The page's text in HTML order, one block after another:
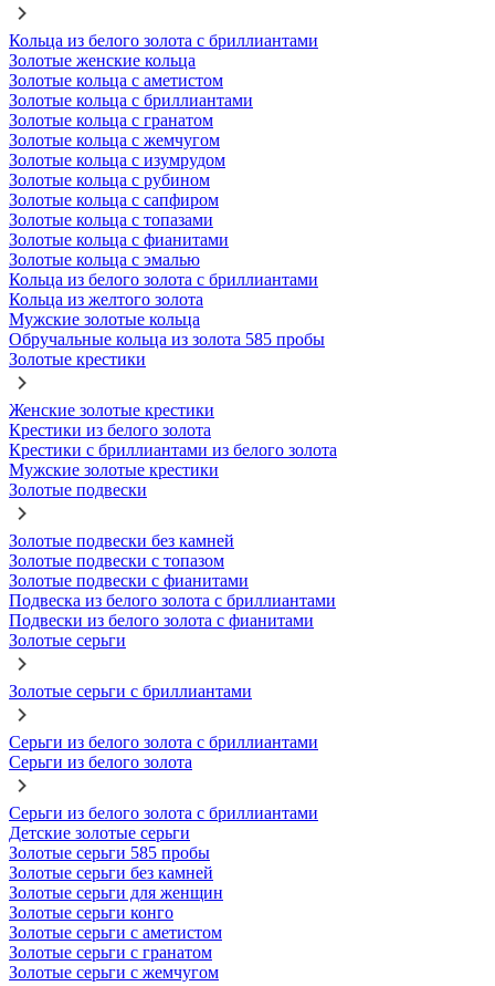
Кольца из белого золота с бриллиантами
Золотые женские кольца
Золотые кольца с аметистом
Золотые кольца с бриллиантами
Золотые кольца с гранатом
Золотые кольца с жемчугом
Золотые кольца с изумрудом
Золотые кольца с рубином
Золотые кольца с сапфиром
Золотые кольца с топазами
Золотые кольца с фианитами
Золотые кольца с эмалью
Кольца из белого золота с бриллиантами
Кольца из желтого золота
Мужские золотые кольца
Обручальные кольца из золота 585 пробы
Золотые крестики
Женские золотые крестики
Крестики из белого золота
Крестики с бриллиантами из белого золота
Мужские золотые крестики
Золотые подвески
Золотые подвески без камней
Золотые подвески с топазом
Золотые подвески с фианитами
Подвеска из белого золота с бриллиантами
Подвески из белого золота с фианитами
Золотые серьги
Золотые серьги с бриллиантами
Серьги из белого золота с бриллиантами
Серьги из белого золота
Серьги из белого золота с бриллиантами
Детские золотые серьги
Золотые серьги 585 пробы
Золотые серьги без камней
Золотые серьги для женщин
Золотые серьги конго
Золотые серьги с аметистом
Золотые серьги с гранатом
Золотые серьги с жемчугом